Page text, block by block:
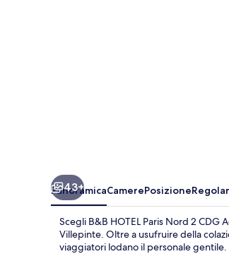
43+
PanoramicaCamerePosizione
Scegli B&B HOTEL Paris Nord 2 CDG
Villepinte. Oltre a usufruire della
viaggiatori lodano il personale gentile.